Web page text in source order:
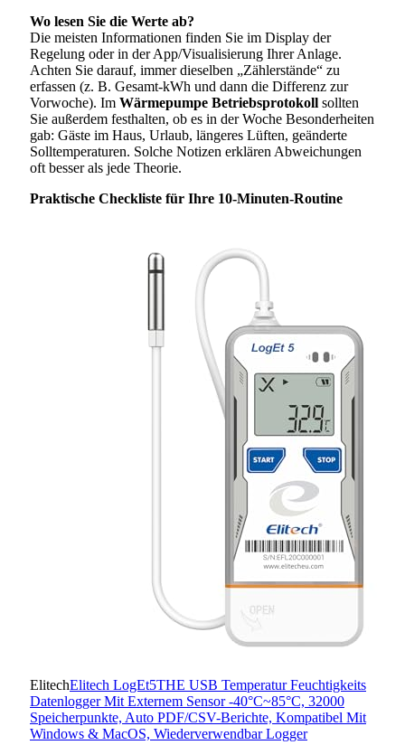
Wo lesen Sie die Werte ab?
Die meisten Informationen finden Sie im Display der
Regelung oder in der App/Visualisierung Ihrer Anlage.
Achten Sie darauf, immer dieselben „Zählerstände“ zu
erfassen (z. B. Gesamt-kWh und dann die Differenz zur
Vorwoche). Im Wärmepumpe Betriebsprotokoll sollten
Sie außerdem festhalten, ob es in der Woche Besonderheiten
gab: Gäste im Haus, Urlaub, längeres Lüften, geänderte
Solltemperaturen. Solche Notizen erklären Abweichungen
oft besser als jede Theorie.
Praktische Checkliste für Ihre 10-Minuten-Routine
ElitechElitech LogEt5THE USB Temperatur Feuchtigkeits
Datenlogger Mit Externem Sensor -40°C~85°C, 32000
Speicherpunkte, Auto PDF/CSV-Berichte, Kompatibel Mit
Windows & MacOS, Wiederverwendbar Logger